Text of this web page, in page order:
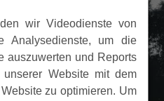
wir Videodienste von
Analysedienste, um die
auszuwerten und Reports
Website mit dem
zu optimieren. Um